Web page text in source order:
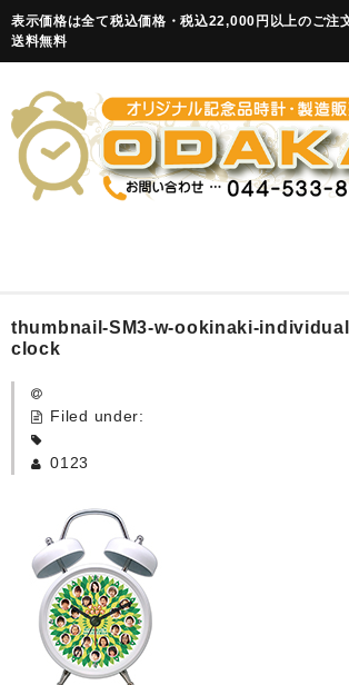
表示価格は全て税込価格・税込22,000円以上のご注
送料無料
HOME
目覚まし時計(集合)
知育目覚まし時計(集合・園舎)
カード付フォトフレームクロック(集合)
目覚まし時計(集合＋個別)
メロディ時計(集合)
音声時計(集合)
thumbnail-SM3-w-ookinaki-
clock
Filed under:
0123